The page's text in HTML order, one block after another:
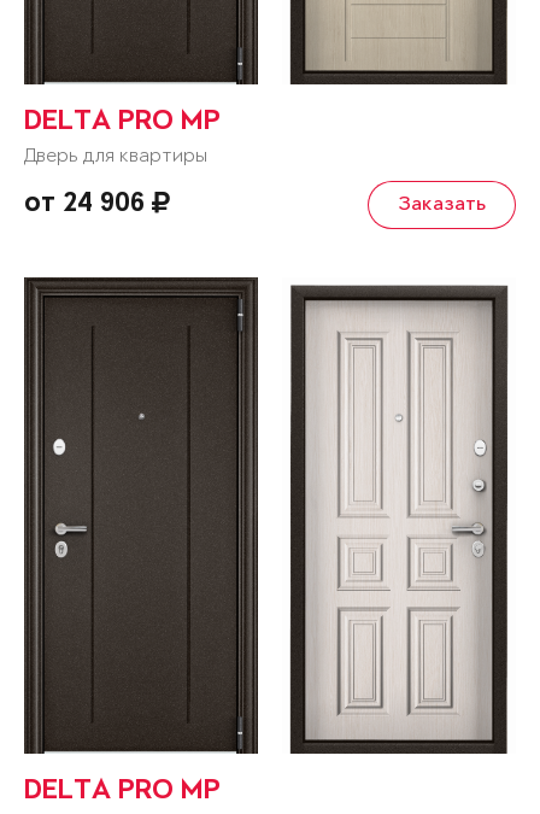
DELTA PRO MP
Дверь для квартиры
от 24 906 Заказать
DELTA PRO MP